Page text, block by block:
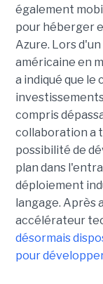
également
pour héberger
Azure. Lors
américaine en
a indiqué que le
compris
collaboration a
possibilité de
plan dans
déploiement
langage. Après
accélérateur
désormais
pour